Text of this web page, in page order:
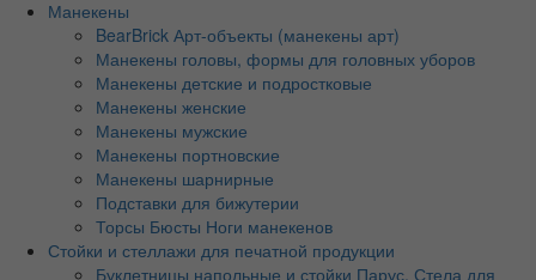
Манекены
BearBrick Арт-объекты (манекены арт)
Манекены головы, формы для головных уборов
Манекены детские и подростковые
Манекены женские
Манекены мужские
Манекены портновские
Манекены шарнирные
Подставки для бижутерии
Торсы Бюсты Ноги манекенов
Стойки и стеллажи для печатной продукции
Буклетницы напольные и стойки Парус, Стела для